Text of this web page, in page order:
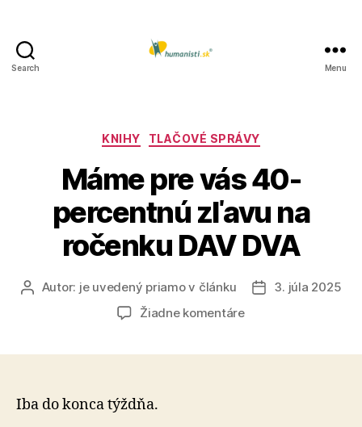
Search Menu
Kategórie
KNIHY TLAČOVÉ SPRÁVY
Máme pre vás 40-
percentnú zľavu na
ročenku DAV DVA
AutorAutor: je uvedený priamo v článku
Dátum
3. júla 2025
Žiadne komentárena
Iba do konca týždňa.